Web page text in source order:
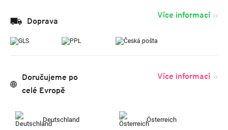
Doprava
Více informací
Doručujeme po
celé Evropě
Více informací
Deutschland Österreich